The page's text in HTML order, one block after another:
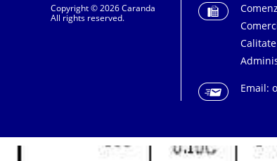
Copyright © 2026 Caranda
All rights reserved.
Email:
SC. CARANDA BATERII SRL. | SR EN